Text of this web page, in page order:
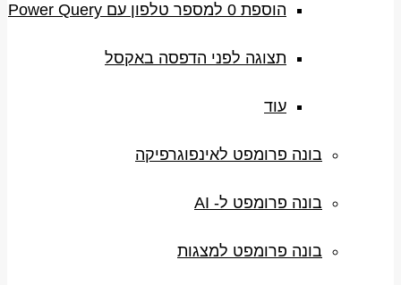
הוספת 0 למספר טלפון עם Power Query
תצוגה לפני הדפסה באקסל
עוד
בונה פרומפט לאינפוגרפיקה
בונה פרומפט ל- AI
בונה פרומפט למצגות